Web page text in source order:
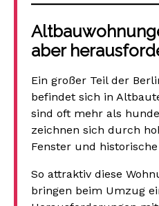
aber
Ein großer Teil der
befindet sich in
sind oft mehr als
zeichnen sich durch
Fenster und
So attraktiv diese
bringen beim Umzug